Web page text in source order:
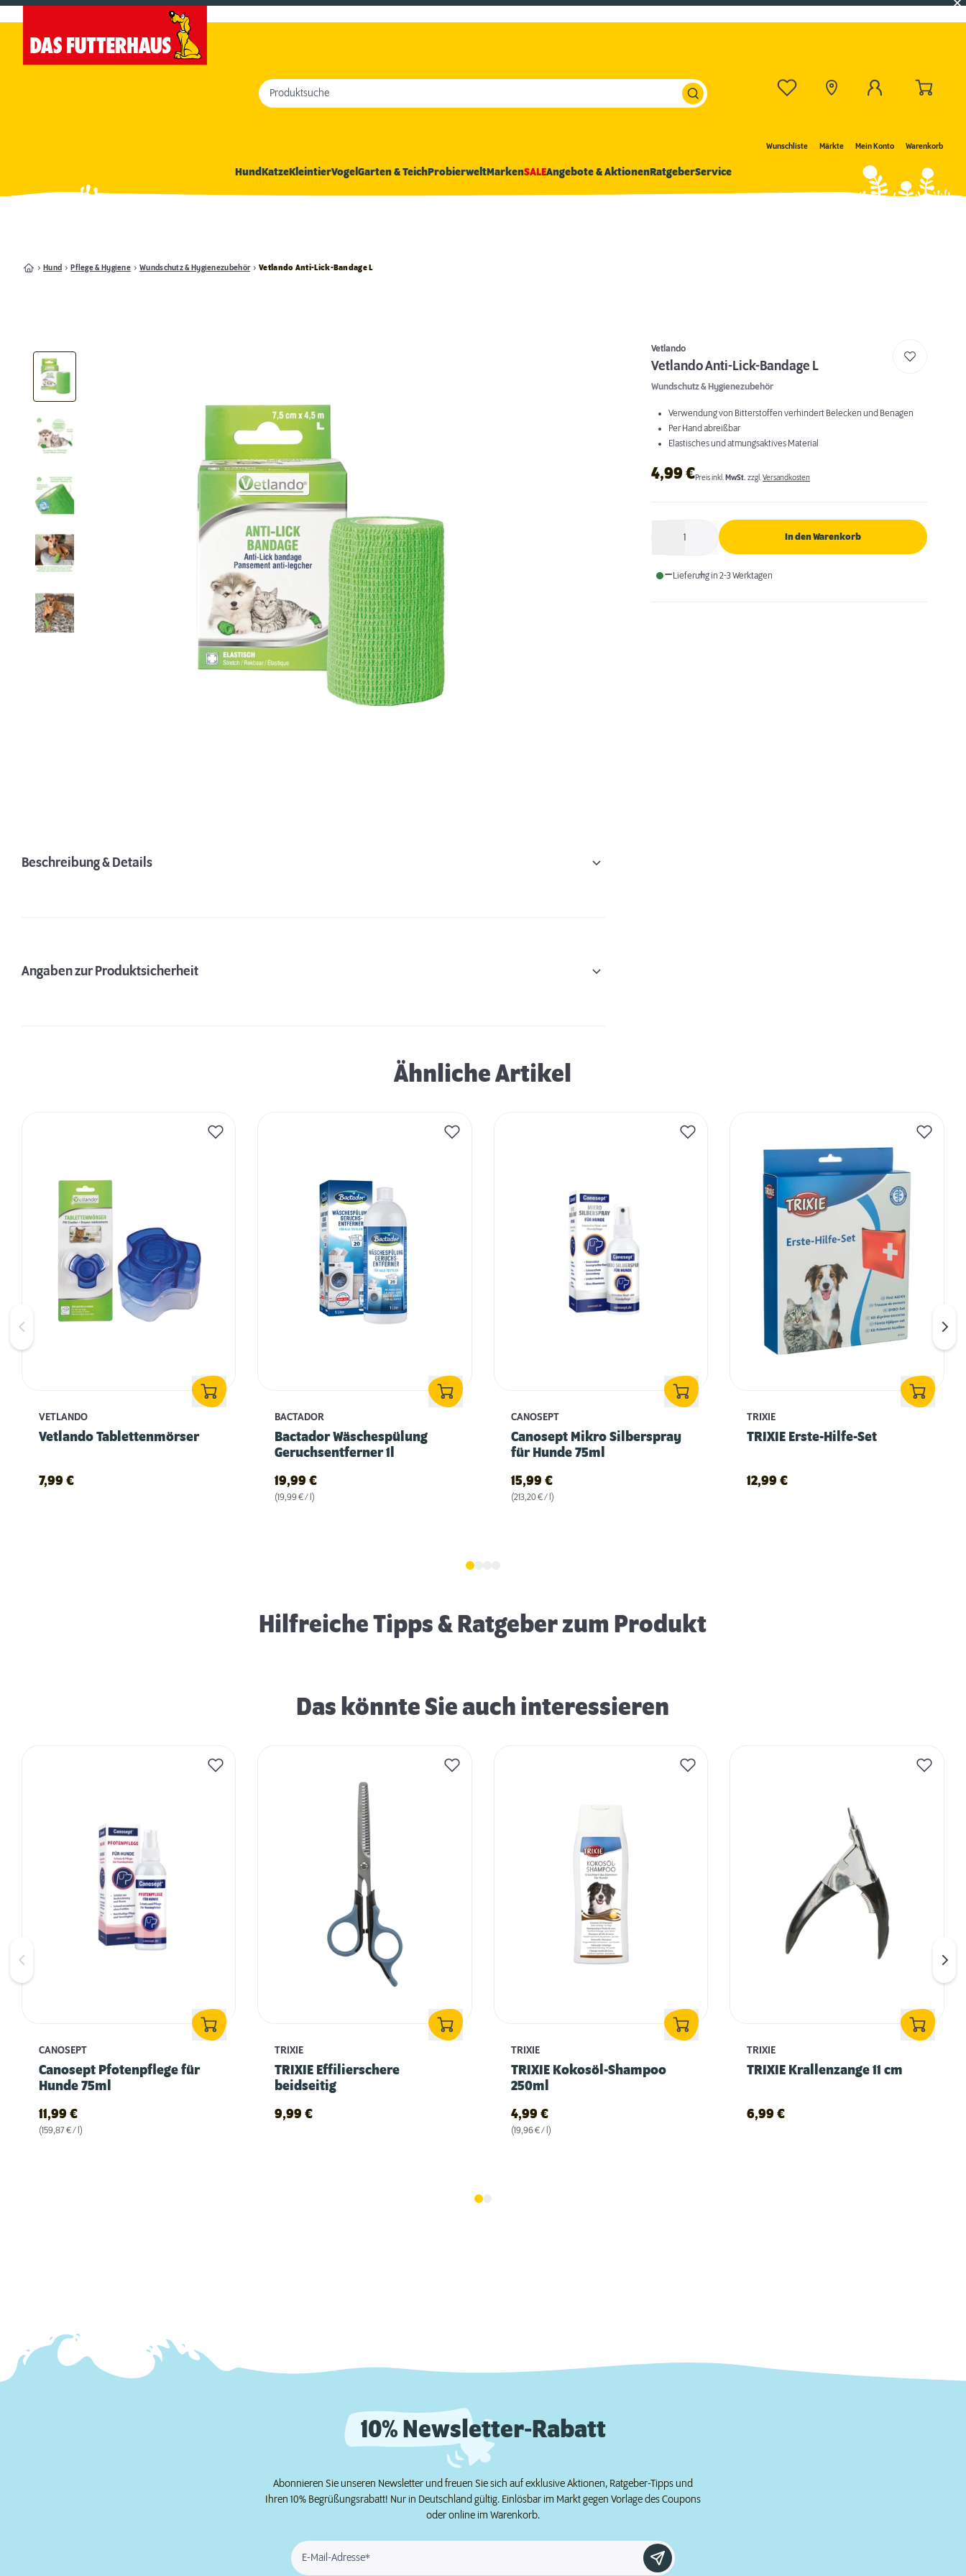
Wunschliste Märkte Mein Konto Warenkorb
Produktsuche
HundKatzeKleintierVogel Garten & TeichProbierweltMarkenSALEAngebote & AktionenRatgeberService
Hund Pflege & Hygiene Wundschutz & Hygienezubehör Vetlando Anti-Lick-Bandage L
Vetlando
Vetlando Anti-Lick-Bandage L
Wundschutz & Hygienezubehör
Verwendung von Bitterstoffen verhindert Belecken und Benagen
Per Hand abreißbar
Elastisches und atmungsaktives Material
4,99€Preis inkl. MwSt. zzgl.Versandkosten
1 In den Warenkorb
Lieferung in 2-3 Werktagen
Beschreibung & Details
Angaben zur Produktsicherheit
Ähnliche Artikel
VETLANDO
Vetlando Tablettenmörser
7,99 €
BACTADOR
Bactador Wäschespülung
Geruchsentferner 1l
19,99€
(19,99 € / l)
CANOSEPT
Canosept Mikro Silberspray
für Hunde 75ml
15,99 €
(213,20 € / l)
TRIXIE
TRIXIE Erste-Hilfe-Set
12,99€
Hilfreiche Tipps & Ratgeber zum Produkt
Das könnte Sie auch interessieren
CANOSEPT
Canosept Pfotenpflege für
Hunde 75ml
11,99 €
(159,87 € / l)
TRIXIE
TRIXIE Effilierschere
beidseitig
9,99€
TRIXIE
TRIXIE Kokosöl-Shampoo
250ml
4,99 €
(19,96 € / l)
TRIXIE
TRIXIE Krallenzange 11 cm
6,99€
10% Newsletter-Rabatt
Abonnieren Sie unseren Newsletter und freuen Sie sich auf exklusive Aktionen, Ratgeber-Tipps und
Ihren 10% Begrüßungsrabatt! Nur in Deutschland gültig. Einlösbar im Markt gegen Vorlage des Coupons
oder online im Warenkorb.
E-Mail-Adresse*